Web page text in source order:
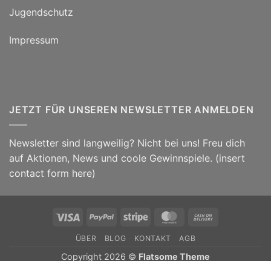
Jugendschutz
Impressum
JETZT FÜR UNSEREN NEWSLETTER ANMELDEN
Newsletter sind langweilig? Nicht bei uns! Freu dich
auf Aktionen, News und coole Gewinnspiele. (insert
contact form here)
Visa PayPal Stripe MasterCard
ÜBER BLOG KONTAKT AGB
Copyright 2026 © Flatsome Theme